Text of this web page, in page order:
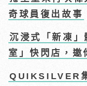
奇球員復出故事
沉浸式「新凍」
室」快閃店，邀
QUIKSILVER